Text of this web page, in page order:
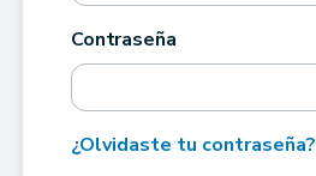
Contraseña
¿Olvidaste tu contraseña?